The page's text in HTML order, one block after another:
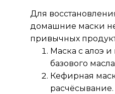
Для
домашние маски
привычных
Маска с алоэ
базового
Кефирная